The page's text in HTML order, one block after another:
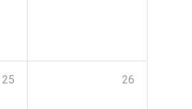
25 26